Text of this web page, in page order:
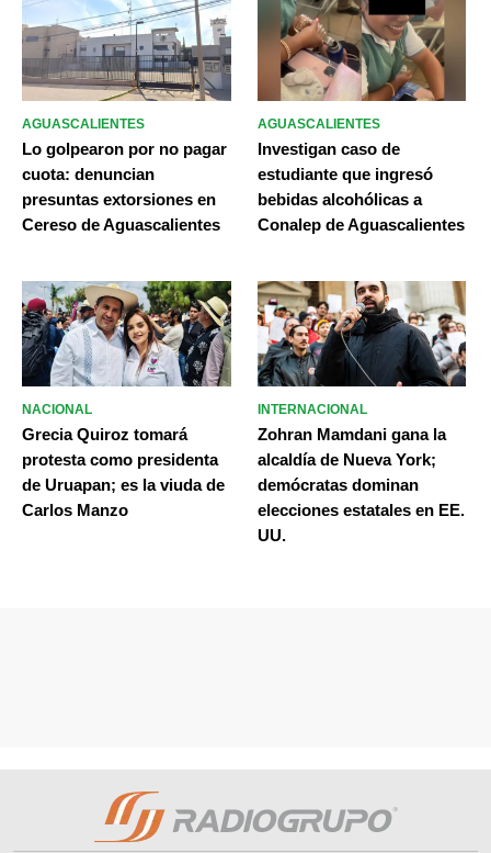
AGUASCALIENTES
Lo golpearon por no pagar
cuota: denuncian
presuntas extorsiones en
Cereso de Aguascalientes
AGUASCALIENTES
Investigan caso de
estudiante que ingresó
bebidas alcohólicas a
Conalep de Aguascalientes
NACIONAL
Grecia Quiroz tomará
protesta como presidenta
de Uruapan; es la viuda de
Carlos Manzo
INTERNACIONAL
Zohran Mamdani gana la
alcaldía de Nueva York;
demócratas dominan
elecciones estatales en EE.
UU.